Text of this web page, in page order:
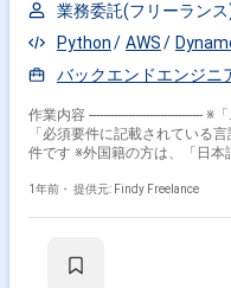
など)/Ansible/Datadog/
ル:GitHub/Slack/JIRA/Notion
機能開発においては状況に応じて
件】 ・週4〜5日での稼働 ・期
の可能性あり） ・入場時期:可
9:30〜18:30（休憩60分）
業務委託(フリーランス
Python
AWS
バックエンドエンジニ
作業内容 --------------------------------
「必須要件に記載されている
件です ※外国籍の方は、「日本
連絡いただいた方がスムーズです
いるのが商談のデジタル化を
1年前・ 提供元: Findy Freelance